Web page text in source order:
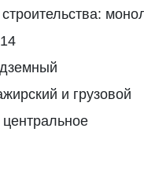
и грузовой